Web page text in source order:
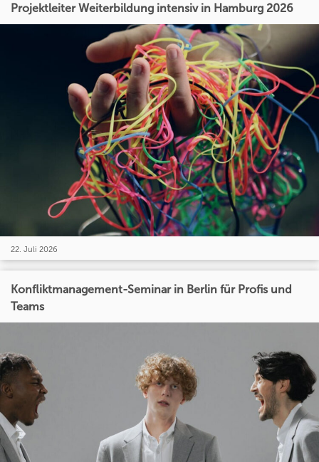
Projektleiter Weiterbildung intensiv in Hamburg 2026
22. Juli 2026
Konfliktmanagement-Seminar in Berlin für Profis und
Teams